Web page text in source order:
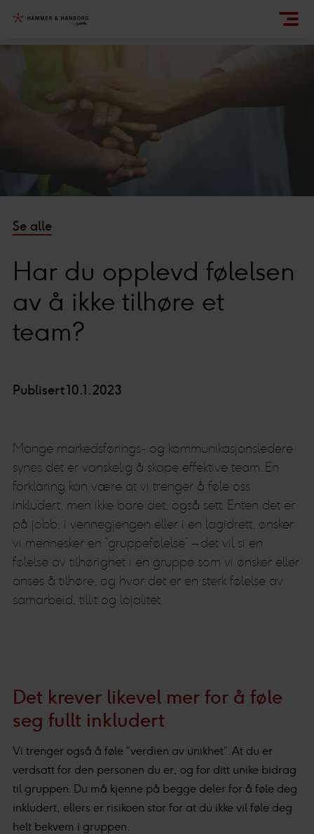
Se alle
Har du opplevd følelsen
av å ikke tilhøre et
team?
Publisert 10.1.2023
Mange markedsførings- og kommunikasjonsledere
synes det er vanskelig å skape effektive team. En
forklaring kan være at vi trenger å føle oss
inkludert, men ikke bare det, også sett. Enten det er
på jobb, i vennegjengen eller i en lagidrett, ønsker
vi mennesker en “gruppefølelse” – det vil si en
følelse av tilhørighet i en gruppe som vi ønsker eller
anses å tilhøre, og hvor det er en sterk følelse av
samarbeid, tillit og lojalitet.
Det krever likevel mer for å føle
seg fullt inkludert
Vi trenger også å føle “verdien av unikhet”. At du er
verdsatt for den personen du er, og for ditt unike bidrag
til gruppen. Du må kjenne på begge deler for å føle deg
inkludert, ellers er risikoen stor for at du ikke vil føle deg
helt bekvem i gruppen.